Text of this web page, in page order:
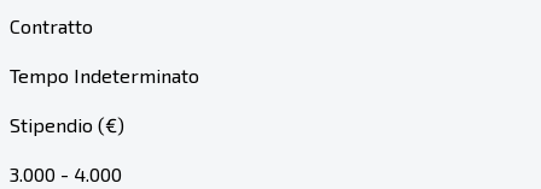
Contratto
Tempo Indeterminato
Stipendio (€)
3.000 - 4.000